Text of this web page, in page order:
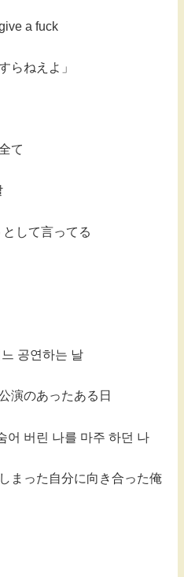
a fuck
らねえよ」
て
して言ってる
공연하는 날
演のあったある日
어 버린 나를 마주 하던 나
まった自分に向き合った俺